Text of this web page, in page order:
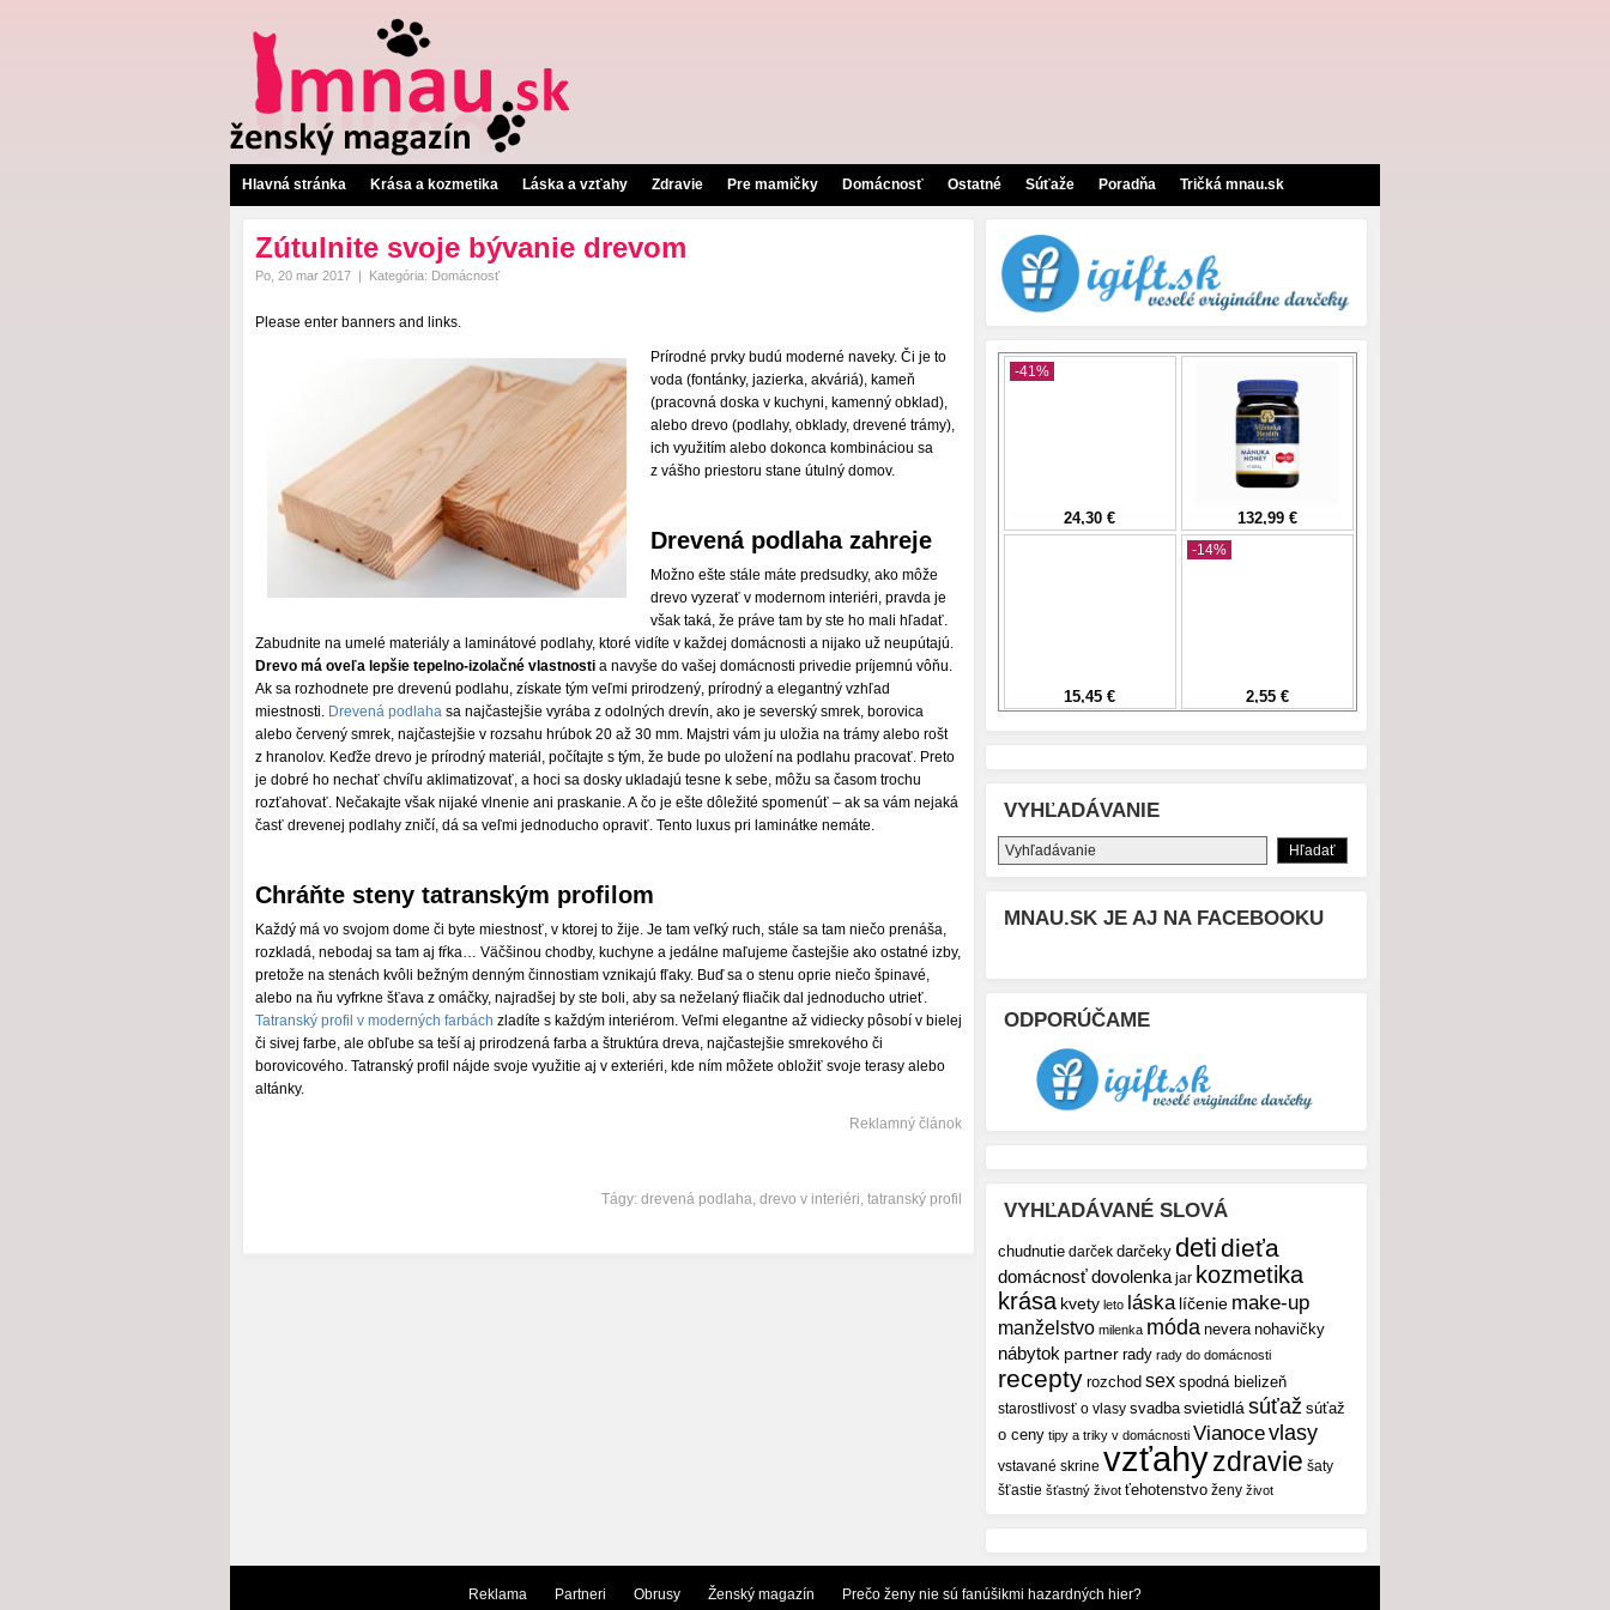
Hlavná stránka Krása a kozmetika Láska a vzťahy Zdravie Pre mamičky Domácnosť Ostatné Súťaže Poradňa Tričká mnau.sk
Zútulnite svoje bývanie drevom
Po, 20 mar 2017 | Kategória: Domácnosť
Please enter banners and links.
Prírodné prvky budú moderné naveky. Či je to
voda (fontánky, jazierka, akváriá), kameň
(pracovná doska v kuchyni, kamenný obklad),
alebo drevo (podlahy, obklady, drevené trámy),
ich využitím alebo dokonca kombináciou sa
z vášho priestoru stane útulný domov.
Drevená podlaha zahreje
Možno ešte stále máte predsudky, ako môže
drevo vyzerať v modernom interiéri, pravda je
však taká, že práve tam by ste ho mali hľadať.
Zabudnite na umelé materiály a laminátové podlahy, ktoré vidíte v každej domácnosti a nijako už neupútajú.
Drevo má oveľa lepšie tepelno-izolačné vlastnosti a navyše do vašej domácnosti privedie príjemnú vôňu.
Ak sa rozhodnete pre drevenú podlahu, získate tým veľmi prirodzený, prírodný a elegantný vzhľad
miestnosti. Drevená podlaha sa najčastejšie vyrába z odolných drevín, ako je severský smrek, borovica
alebo červený smrek, najčastejšie v rozsahu hrúbok 20 až 30 mm. Majstri vám ju uložia na trámy alebo rošt
z hranolov. Keďže drevo je prírodný materiál, počítajte s tým, že bude po uložení na podlahu pracovať. Preto
je dobré ho nechať chvíľu aklimatizovať, a hoci sa dosky ukladajú tesne k sebe, môžu sa časom trochu
rozťahovať. Nečakajte však nijaké vlnenie ani praskanie. A čo je ešte dôležité spomenúť – ak sa vám nejaká
časť drevenej podlahy zničí, dá sa veľmi jednoducho opraviť. Tento luxus pri laminátke nemáte.
Chráňte steny tatranským profilom
Každý má vo svojom dome či byte miestnosť, v ktorej to žije. Je tam veľký ruch, stále sa tam niečo prenáša,
rozkladá, nebodaj sa tam aj fŕka… Väčšinou chodby, kuchyne a jedálne maľujeme častejšie ako ostatné izby,
pretože na stenách kvôli bežným denným činnostiam vznikajú fľaky. Buď sa o stenu oprie niečo špinavé,
alebo na ňu vyfrkne šťava z omáčky, najradšej by ste boli, aby sa neželaný fliačik dal jednoducho utrieť.
Tatranský profil v moderných farbách zladíte s každým interiérom. Veľmi elegantne až vidiecky pôsobí v bielej
či sivej farbe, ale obľube sa teší aj prirodzená farba a štruktúra dreva, najčastejšie smrekového či
borovicového. Tatranský profil nájde svoje využitie aj v exteriéri, kde ním môžete obložiť svoje terasy alebo
altánky.
Reklamný článok
Tágy: drevená podlaha, drevo v interiéri, tatranský profil
VYHĽADÁVANIE
MNAU.SK JE AJ NA FACEBOOKU
ODPORÚČAME
VYHĽADÁVANÉ SLOVÁ
chudnutie darček darčeky detidieťa
domácnosťdovolenka jar kozmetika
krása kvety leto láska líčenie make-up
manželstvo milenka móda nevera nohavičky
nábytok partner rady rady do domácnosti
recepty rozchod sex spodná bielizeň
starostlivosť o vlasy svadba svietidlá súťaž súťaž
o ceny tipy a triky v domácnosti Vianocevlasy
vstavané skrine vzťahyzdravie šaty
šťastie šťastný život ťehotenstvo ženy život
Reklama Partneri Obrusy Ženský magazín Prečo ženy nie sú fanúšikmi hazardných hier?